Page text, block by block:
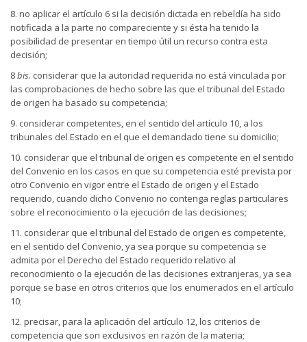
8. no aplicar el artículo 6 si la decisión dictada en rebeldía ha sido
notificada a la parte no compareciente y si ésta ha tenido la
posibilidad de presentar en tiempo útil un recurso contra esta
decisión;
8bis. considerar que la autoridad requerida no está vinculada por
las comprobaciones de hecho sobre las que el tribunal del Estado
de origen ha basado su competencia;
9. considerar competentes, en el sentido del artículo 10, a los
tribunales del Estado en el que el demandado tiene su domicilio;
10. considerar que el tribunal de origen es competente en el sentido
del Convenio en los casos en que su competencia esté prevista por
otro Convenio en vigor entre el Estado de origen y el Estado
requerido, cuando dicho Convenio no contenga reglas particulares
sobre el reconocimiento o la ejecución de las decisiones;
11. considerar que el tribunal del Estado de origen es competente,
en el sentido del Convenio, ya sea porque su competencia se
admita por el Derecho del Estado requerido relativo al
reconocimiento o la ejecución de las decisiones extranjeras, ya sea
porque se base en otros criterios que los enumerados en el artículo
10;
12. precisar, para la aplicación del artículo 12, los criterios de
competencia que son exclusivos en razón de la materia;